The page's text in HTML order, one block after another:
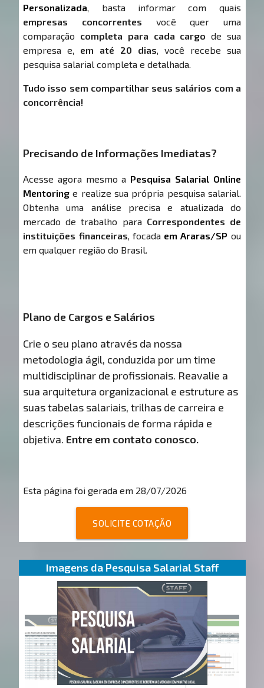
Personalizada, basta informar com quais
empresas concorrentes você quer uma
comparação completa para cada cargo de sua
empresa e, em até 20 dias, você recebe sua
pesquisa salarial completa e detalhada.
Tudo isso sem compartilhar seus salários com a
concorrência!
Precisando de Informações Imediatas?
Acesse agora mesmo a Pesquisa Salarial Online
Mentoring e realize sua própria pesquisa salarial.
Obtenha uma análise precisa e atualizada do
mercado de trabalho para Correspondentes de
instituições financeiras, focada em Araras/SP ou
em qualquer região do Brasil.
Plano de Cargos e Salários
Crie o seu plano através da nossa
metodologia ágil, conduzida por um time
multidisciplinar de profissionais. Reavalie a
sua arquitetura organizacional e estruture as
suas tabelas salariais, trilhas de carreira e
descrições funcionais de forma rápida e
objetiva. Entre em contato conosco.
Esta página foi gerada em 28/07/2026
SOLICITE COTAÇÃO
Imagens da Pesquisa Salarial Staff